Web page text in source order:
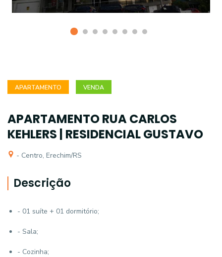
APARTAMENTO VENDA
APARTAMENTO RUA CARLOS
KEHLERS | RESIDENCIAL GUSTAVO
- Centro, Erechim/RS
Descrição
- 01 suíte + 01 dormitório;
- Sala;
- Cozinha;